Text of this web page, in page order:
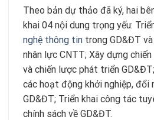
Theo bản dự thảo đã ký, hai
khai 04 nội dung trọng yếu:
nghệ thông tin trong GD&ĐT
nhân lực CNTT; Xây dựng
và chiến lược phát triển
các hoạt động khởi nghiệp,
GD&ĐT; Triển khai công tác
chính sách về GD&ĐT.